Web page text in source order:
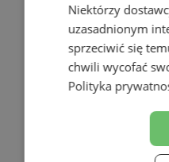
Niektórzy
uzasadnionym
sprzeciwić się
chwili wycofać
Polityka